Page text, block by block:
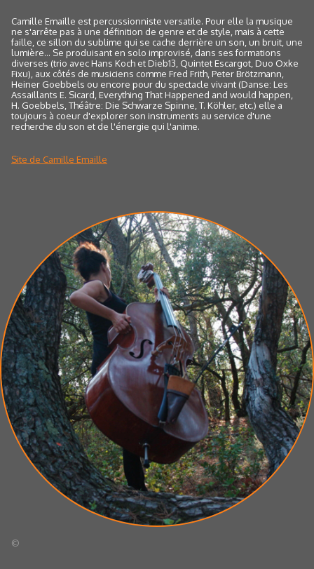
Camille Emaille est percussionniste versatile. Pour elle la musique
ne s'arrête pas à une définition de genre et de style, mais à cette
faille, ce sillon du sublime qui se cache derrière un son, un bruit, une
lumière... Se produisant en solo improvisé, dans ses formations
diverses (trio avec Hans Koch et Dieb13, Quintet Escargot, Duo Oxke
Fixu), aux côtés de musiciens comme Fred Frith, Peter Brötzmann,
Heiner Goebbels ou encore pour du spectacle vivant (Danse: Les
Assaillants E. Sicard, Everything That Happened and would happen,
H. Goebbels, Théâtre: Die Schwarze Spinne, T. Köhler, etc.) elle a
toujours à coeur d'explorer son instruments au service d'une
recherche du son et de l'énergie qui l'anime.
Site de Camille Emaille
©